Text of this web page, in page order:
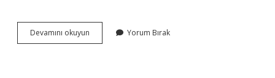
Devamını okuyun
Antik
Yorum Bırak